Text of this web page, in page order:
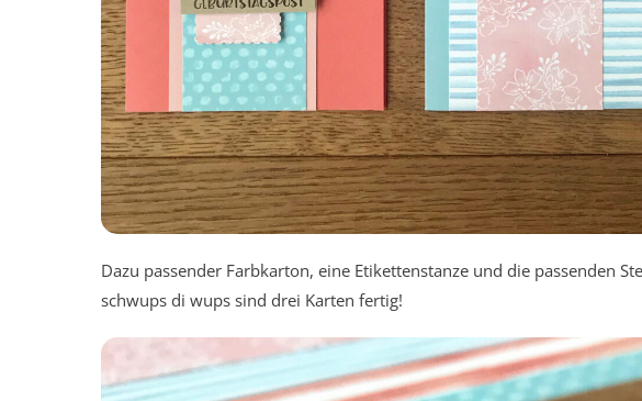
Dazu passender Farbkarton, eine Etikettenstanze und die passenden
schwups di wups sind drei Karten fertig!